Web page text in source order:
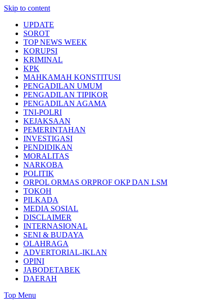
Skip to content
UPDATE
SOROT
TOP NEWS WEEK
KORUPSI
KRIMINAL
KPK
MAHKAMAH KONSTITUSI
PENGADILAN UMUM
PENGADILAN TIPIKOR
PENGADILAN AGAMA
TNI-POLRI
KEJAKSAAN
PEMERINTAHAN
INVESTIGASI
PENDIDIKAN
MORALITAS
NARKOBA
POLITIK
ORPOL ORMAS ORPROF OKP DAN LSM
TOKOH
PILKADA
MEDIA SOSIAL
DISCLAIMER
INTERNASIONAL
SENI & BUDAYA
OLAHRAGA
ADVERTORIAL-IKLAN
OPINI
JABODETABEK
DAERAH
Top Menu